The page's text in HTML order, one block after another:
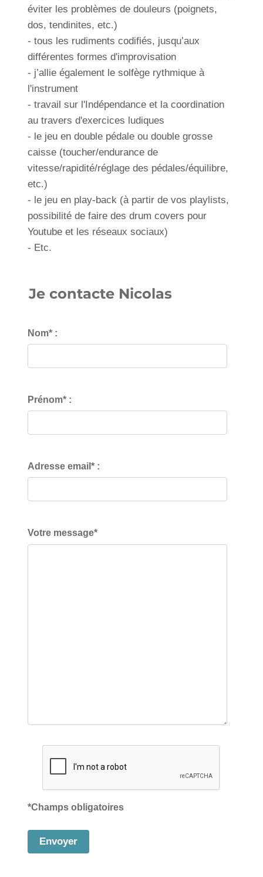
éviter les problèmes de douleurs (poignets,
dos, tendinites, etc.)
- tous les rudiments codifiés, jusqu’aux
différentes formes d'improvisation
- j’allie également le solfège rythmique à
l'instrument
- travail sur l'Indépendance et la coordination
au travers d'exercices ludiques
- le jeu en double pédale ou double grosse
caisse (toucher/endurance de
vitesse/rapidité/réglage des pédales/équilibre,
etc.)
- le jeu en play-back (à partir de vos playlists,
possibilité de faire des drum covers pour
Youtube et les réseaux sociaux)
- Etc.
Je contacte Nicolas
Nom* :
Prénom* :
Adresse email* :
Votre message*
*Champs obligatoires